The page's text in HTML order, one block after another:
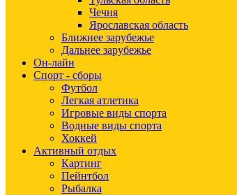
Чечня
Ярославская область
Ближнее зарубежье
Дальнее зарубежье
Он-лайн
Спорт - сборы
Футбол
Легкая атлетика
Игровые виды спорта
Водные виды спорта
Хоккей
Активный отдых
Картинг
Пейнтбол
Рыбалка